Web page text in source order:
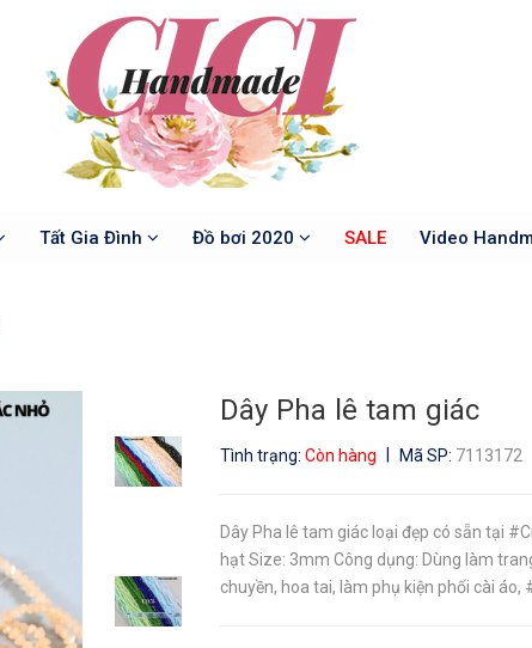
Tất Gia Đình Đồ bơi 2020 SALE Video
Dây Pha lê tam giác
Tình trạng: Còn hàng Mã SP: 7113172
Dây Pha lê tam giác loại đẹp có sẵn tại
hạt Size: 3mm Công dụng: Dùng làm
chuyền, hoa tai, làm phụ kiện phối cài áo,